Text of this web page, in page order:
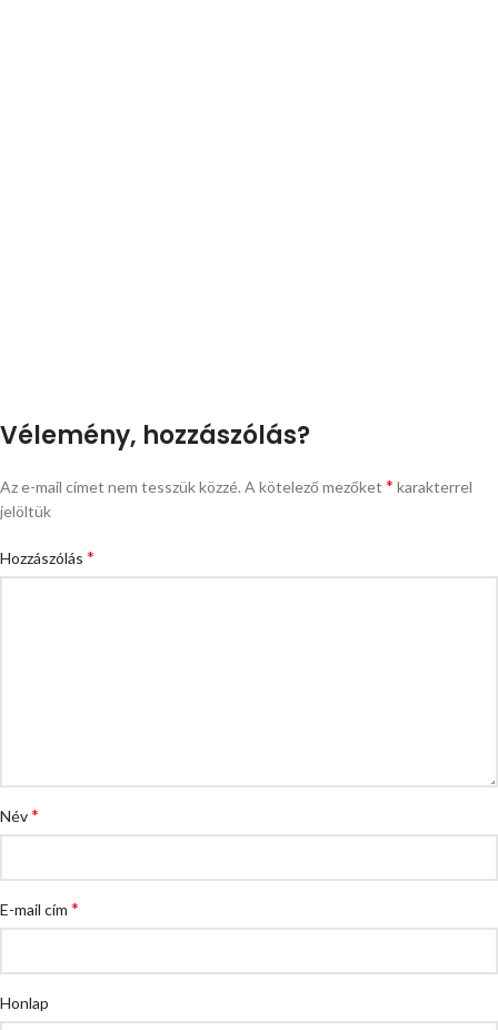
Vélemény, hozzászólás?
Az e-mail címet nem tesszük közzé. A kötelező mezőket * karakterrel
jelöltük
Hozzászólás *
Név*
E-mail cím *
Honlap